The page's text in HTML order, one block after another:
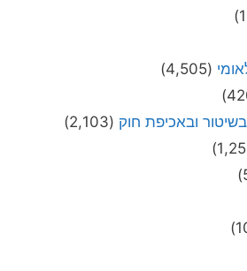
(4,505)
ובאכיפת חוק (2,103)